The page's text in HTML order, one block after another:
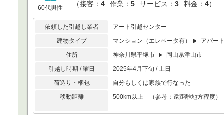
60代男性 （接客： 4 作業： 5 サービス： 3 料金： 4）
依頼した引越し業者
アート引越センター
建物タイプ
マンション（エレベータ有）
アパー
住所
神奈川県平塚市
岡山県津山市
引越し時期 / 曜日
2025年4月下旬 / 土日
荷造り・梱包
自分もしくは家族で行なった
移動距離
500km以上 （参考：遠距離地方程度）